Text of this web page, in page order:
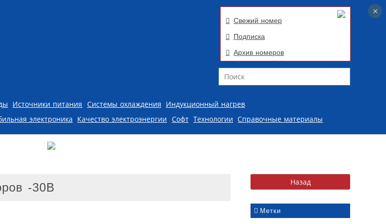
Свежий номер
Подписка
Архив номеров
Поиск
Источники питания Системы охлаждения Индукционный нагрев
электроника Качество электроэнергии Софт Технологии Справочные материалы
Метки
-30В
×
×